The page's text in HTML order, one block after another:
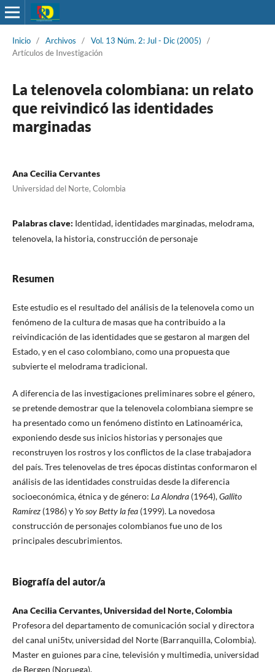
Inicio / Archivos / Vol. 13 Núm. 2: Jul - Dic (2005)
/
Artículos de Investigación
La telenovela colombiana: un relato
que reivindicó las identidades
marginadas
Ana Cecilia Cervantes
Universidad del Norte, Colombia
Palabras clave: Identidad, identidades marginadas, melodrama,
telenovela, la historia, construcción de personaje
Resumen
Este estudio es el resultado del análisis de la telenovela como un
fenómeno de la cultura de masas que ha contribuido a la
reivindicación de las identidades que se gestaron al margen del
Estado, y en el caso colombiano, como una propuesta que
subvierte el melodrama tradicional.
A diferencia de las investigaciones preliminares sobre el género,
se pretende demostrar que la telenovela colombiana siempre se
ha presentado como un fenómeno distinto en Latinoamérica,
exponiendo desde sus inicios historias y personajes que
reconstruyen los rostros y los conflictos de la clase trabajadora
del país. Tres telenovelas de tres épocas distintas conformaron el
análisis de las identidades construidas desde la diferencia
socioeconómica, étnica y de género: La Alondra (1964),Gallito
Ramírez (1986) y Yo soy Betty la fea (1999). La novedosa
construcción de personajes colombianos fue uno de los
principales descubrimientos.
Biografía del autor/a
Ana Cecilia Cervantes, Universidad del Norte, Colombia
Profesora del departamento de comunicación social y directora
del canal uni5tv, universidad del Norte (Barranquilla, Colombia).
Master en guiones para cine, televisión y multimedia, universidad
de Bergen (Noruega).